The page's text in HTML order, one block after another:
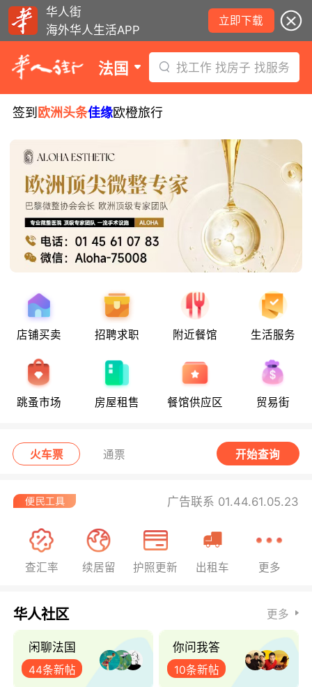
华人街
海外华人生活APP
立即下载
法国 找工作 找房子 找服务
签到 欧洲头条佳缘欧橙旅行
店铺买卖 招聘求职 附近餐馆 生活服务
跳蚤市场 房屋租售 餐馆供应区 贸易街
火车票 通票 开始查询
广告联系 01.44.61.05.23
查汇率 续居留 护照更新 出租车 更多
华人社区 更多
闲聊法国
44条新帖
你问我答
10条新帖